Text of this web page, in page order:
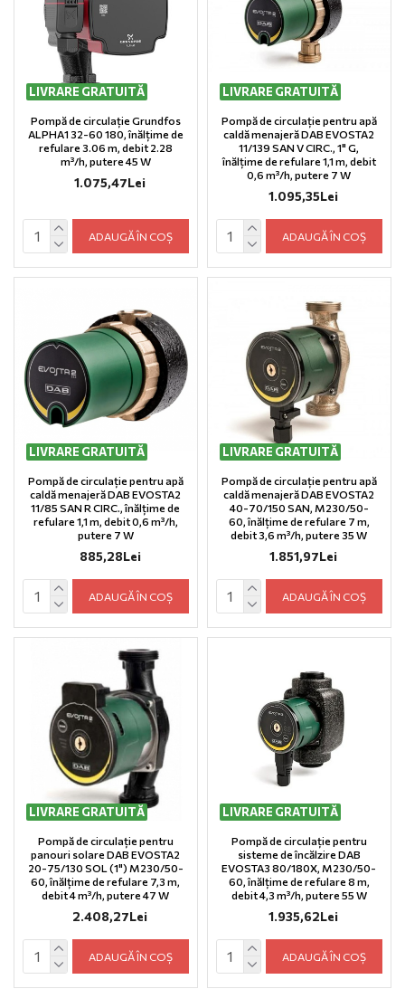
LIVRARE GRATUITĂ
Pompă de circulație Grundfos
ALPHA1 32-60 180, înălțime de
refulare 3.06 m, debit 2.28
m³/h, putere 45 W
1.075,47Lei
ADAUGĂ ÎN COȘ
LIVRARE GRATUITĂ
Pompă de circulație pentru apă
caldă menajeră DAB EVOSTA2
11/139 SAN V CIRC., 1" G,
înălțime de refulare 1,1 m, debit
0,6 m³/h, putere 7 W
1.095,35Lei
ADAUGĂ ÎN COȘ
LIVRARE GRATUITĂ
Pompă de circulație pentru apă
caldă menajeră DAB EVOSTA2
11/85 SAN R CIRC., înălțime de
refulare 1,1 m, debit 0,6 m³/h,
putere 7 W
885,28Lei
ADAUGĂ ÎN COȘ
LIVRARE GRATUITĂ
Pompă de circulație pentru apă
caldă menajeră DAB EVOSTA2
40-70/150 SAN, M230/50-
60, înălțime de refulare 7 m,
debit 3,6 m³/h, putere 35 W
1.851,97Lei
ADAUGĂ ÎN COȘ
LIVRARE GRATUITĂ
Pompă de circulație pentru
panouri solare DAB EVOSTA2
20-75/130 SOL (1") M230/50-
60, înălțime de refulare 7,3 m,
debit 4 m³/h, putere 47 W
2.408,27Lei
ADAUGĂ ÎN COȘ
LIVRARE GRATUITĂ
Pompă de circulație pentru
sisteme de încălzire DAB
EVOSTA3 80/180X, M230/50-
60, înălțime de refulare 8 m,
debit 4,3 m³/h, putere 55 W
1.935,62Lei
ADAUGĂ ÎN COȘ